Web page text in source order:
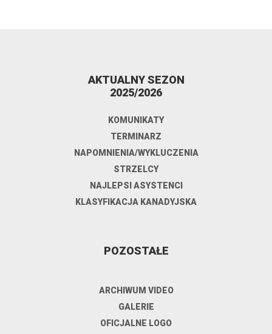
AKTUALNY SEZON
2025/2026
KOMUNIKATY
TERMINARZ
NAPOMNIENIA/WYKLUCZENIA
STRZELCY
NAJLEPSI ASYSTENCI
KLASYFIKACJA KANADYJSKA
POZOSTAŁE
ARCHIWUM VIDEO
GALERIE
OFICJALNE LOGO